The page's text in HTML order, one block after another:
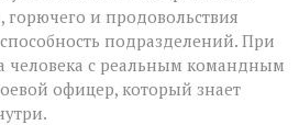
горючего и продовольствия
подразделений. При
человека с реальным командным
офицер, который знает